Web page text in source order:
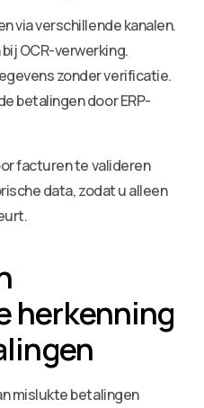
via verschillende kanalen.
OCR-verwerking.
zonder verificatie.
betalingen door ERP-
facturen te valideren
data, zodat u alleen
herkenning
mislukte betalingen